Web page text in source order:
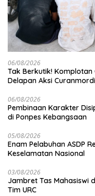
06/08/2026
Tak Berkutik! Komplotan
Delapan Aksi
06/08/2026
Pembinaan Karakter
di Ponpes Kebangsaan
05/08/2026
Enam Pelabuhan ASDP
Keselamatan Nasional
03/08/2026
Jambret Tas Mahasiswi
Tim URC